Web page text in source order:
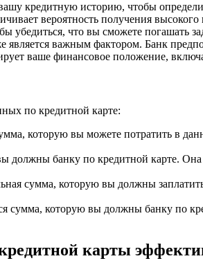
кредитную историю, чтобы
вероятность получения высокого
убедиться, что вы сможете
является важным фактором. Банк
ваше финансовое положение,
по кредитной карте:
которую вы можете потратить в
должны банку по кредитной карте.
сумма, которую вы должны
сумма, которую вы должны банку по
карты